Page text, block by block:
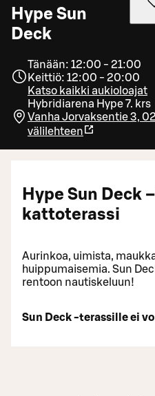
Hype Sun
Deck
Tänään: 12:00 - 21:00
Keittiö: 12:00 - 20:00
Katso kaikki aukioloajat
Hybridiarena Hype 7. krs
Vanha Jorvaksentie 3,
välilehteen
Hype Sun Deck
kattoterassi
Aurinkoa, uimista,
huippumaisemia. Sun
rentoon nautiskeluun!
Sun Deck -terassille ei